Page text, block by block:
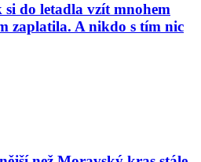
do letadla vzít mnohem
zaplatila. A nikdo s tím nic